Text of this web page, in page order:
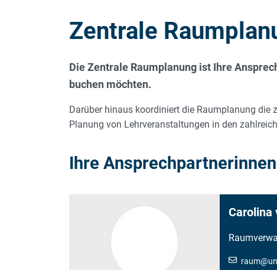
Zentrale
Die Zentrale Raumplanung ist Ihre
buchen möchten.
Darüber hinaus koordiniert die Raumplanung die
Planung von Lehrveranstaltungen in den
Ihre
Carolina
raum@